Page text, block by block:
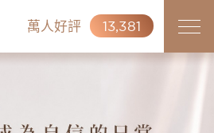
萬人好評 13,381